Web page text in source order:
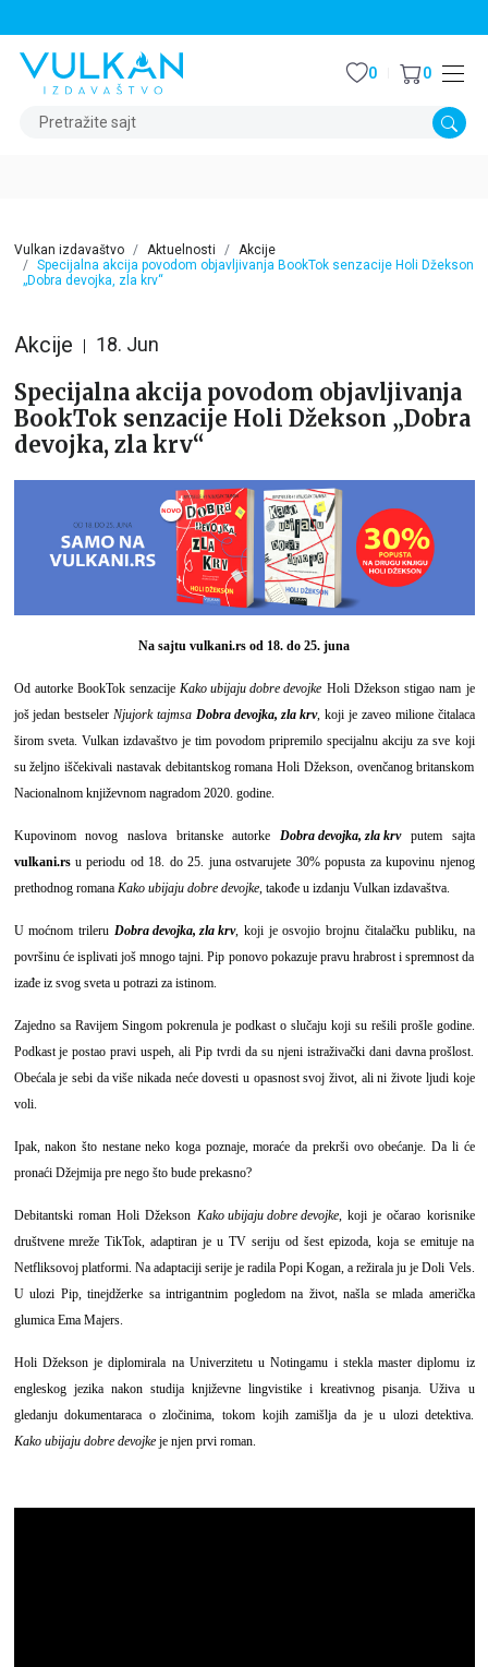
Pretražite sajt
0 0
Vulkan izdavaštvo Aktuelnosti
Akcije
Specijalna akcija povodom objavljivanja BookTok senzacije Holi Džekson
„Dobra devojka, zla krv“
Akcije 18. Jun
Specijalna akcija povodom objavljivanja
BookTok senzacije Holi Džekson „Dobra
devojka, zla krv“
Na sajtu vulkani.rs od 18. do 25. juna
Od autorke BookTok senzacijeKako ubijaju dobre devojke Holi Džekson stigao nam je
još jedan bestselerNjujork tajmsa Dobra devojka, zla krv, koji je zaveo milione čitalaca
širom sveta. Vulkan izdavaštvo je tim povodom pripremilo specijalnu akciju za sve koji
su željno iščekivali nastavak debitantskog romana Holi Džekson, ovenčanog britanskom
Nacionalnom književnom nagradom 2020. godine.
Kupovinom novog naslova britanske autorkeDobra devojka, zla krvputem sajta
vulkani.rsu periodu od 18. do 25. juna ostvarujete 30% popusta za kupovinu njenog
prethodnog romana Kako ubijaju dobre devojke, takođe u izdanju Vulkan izdavaštva.
U moćnom trileru Dobra devojka, zla krv, koji je osvojio brojnu čitalačku publiku, na
površinu će isplivati još mnogo tajni. Pip ponovo pokazuje pravu hrabrost i spremnost da
izađe iz svog sveta u potrazi za istinom.
Zajedno sa Ravijem Singom pokrenula je podkast o slučaju koji su rešili prošle godine.
Podkast je postao pravi uspeh, ali Pip tvrdi da su njeni istraživački dani davna prošlost.
Obećala je sebi da više nikada neće dovesti u opasnost svoj život, ali ni živote ljudi koje
voli.
Ipak, nakon što nestane neko koga poznaje, moraće da prekrši ovo obećanje. Da li će
pronaći Džejmija pre nego što bude prekasno?
Debitantski roman Holi Džekson Kako ubijaju dobre devojke, koji je očarao korisnike
društvene mreže TikTok, adaptiran je u TV seriju od šest epizoda, koja se emituje na
Netfliksovoj platformi. Na adaptaciji serije je radila Popi Kogan, a režirala ju je Doli Vels.
U ulozi Pip, tinejdžerke sa intrigantnim pogledom na život, našla se mlada američka
glumica Ema Majers.
Holi Džekson je diplomirala na Univerzitetu u Notingamu i stekla master diplomu iz
engleskog jezika nakon studija književne lingvistike i kreativnog pisanja. Uživa u
gledanju dokumentaraca o zločinima, tokom kojih zamišlja da je u ulozi detektiva.
Kako ubijaju dobre devojkeje njen prvi roman.